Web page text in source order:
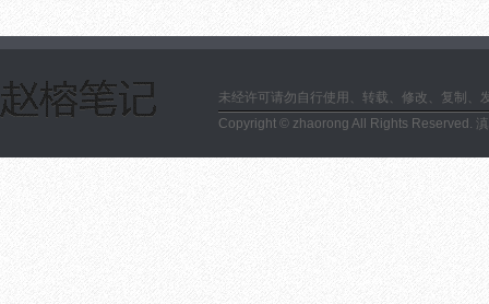
未经许可请勿自行使用、转载、修改、复制
Copyright © zhaorong All Rights Reserved.